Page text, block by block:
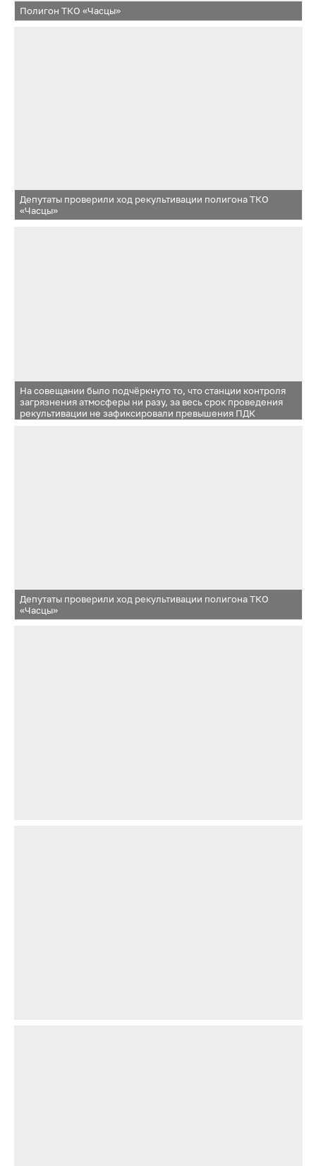
Полигон ТКО «Часцы»
Депутаты проверили ход рекультивации полигона ТКО
«Часцы»
На совещании было подчёркнуто то, что станции контроля
загрязнения атмосферы ни разу, за весь срок проведения
рекультивации не зафиксировали превышения ПДК
Депутаты проверили ход рекультивации полигона ТКО
«Часцы»